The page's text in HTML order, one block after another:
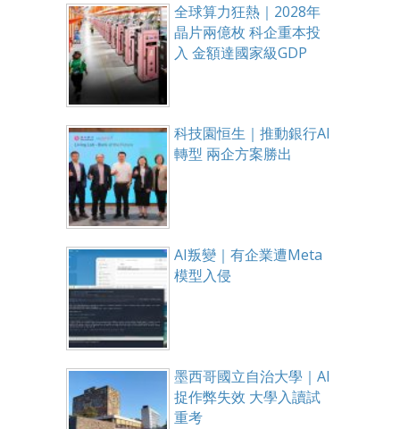
全球算力狂熱｜2028年
晶片兩億枚 科企重本投
入 金額達國家級GDP
科技園恒生｜推動銀行AI
轉型 兩企方案勝出
AI叛變｜有企業遭Meta
模型入侵
墨西哥國立自治大學｜AI
捉作弊失效 大學入讀試
重考